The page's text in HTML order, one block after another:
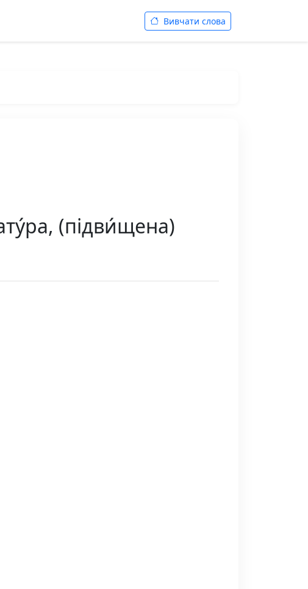
Вивчати слова
(підви́щена)